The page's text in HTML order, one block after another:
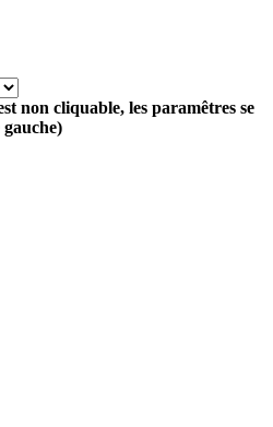
non cliquable, les paramêtres se